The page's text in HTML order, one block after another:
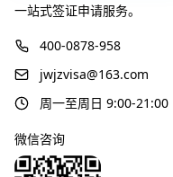
一站式签证申请服务。
400-0878-958
jwjzvisa@163.com
周一至周日 9:00-21:00
微信咨询